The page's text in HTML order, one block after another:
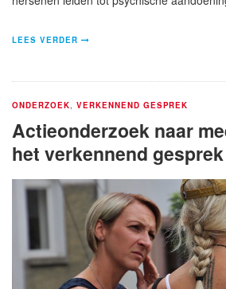
LEES VERDER
ONDERZOEK VERKENNEND GESPREK
Actieonderzoek naar
het verkennend